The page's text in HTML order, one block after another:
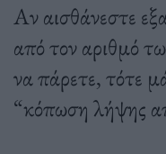
Αν αισθάνεστε
από τον αριθμό
να πάρετε, τότε
“κόπωση λήψης